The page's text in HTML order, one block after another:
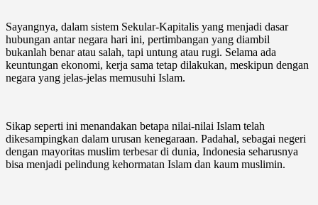
Sayangnya, dalam sistem Sekular-Kapitalis yang menjadi dasar
hubungan antar negara hari ini, pertimbangan yang diambil
bukanlah benar atau salah, tapi untung atau rugi. Selama ada
keuntungan ekonomi, kerja sama tetap dilakukan, meskipun dengan
negara yang jelas-jelas memusuhi Islam.
Sikap seperti ini menandakan betapa nilai-nilai Islam telah
dikesampingkan dalam urusan kenegaraan. Padahal, sebagai negeri
dengan mayoritas muslim terbesar di dunia, Indonesia seharusnya
bisa menjadi pelindung kehormatan Islam dan kaum muslimin.